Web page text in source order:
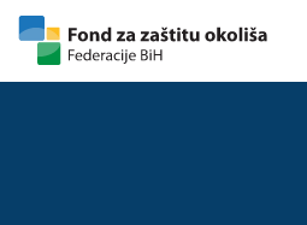
Skip to content
Skip to footer